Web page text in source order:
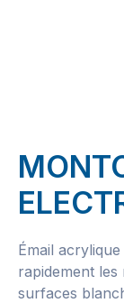
Émail
rapidement
surfaces